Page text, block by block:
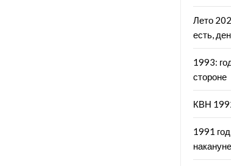
Лето
есть,
1993:
стороне
КВН
1991